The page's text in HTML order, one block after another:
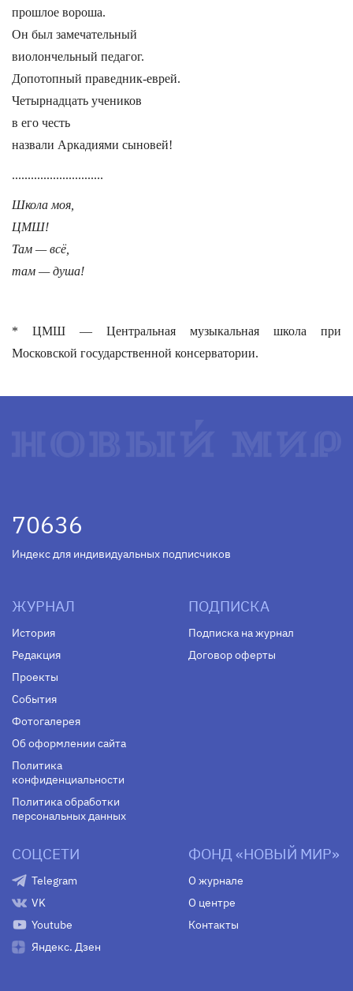
прошлое вороша.
Он был замечательный
виолончельный педагог.
Допотопный праведник-еврей.
Четырнадцать учеников
в его честь
назвали Аркадиями сыновей!
.............................
Школа моя,
ЦМШ!
Там — всё,
там — душа!
* ЦМШ — Центральная музыкальная школа при
Московской государственной консерватории.
70636
Индекс для индивидуальных подписчиков
ЖУРНАЛ
История
Редакция
Проекты
События
Фотогалерея
Об оформлении сайта
Политика
конфиденциальности
Политика обработки
персональных данных
ПОДПИСКА
Подписка на журнал
Договор оферты
СОЦСЕТИ
Telegram
VK
Youtube
Яндекс. Дзен
ФОНД «НОВЫЙ МИР»
О журнале
О центре
Контакты